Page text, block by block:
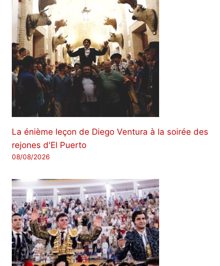
La énième leçon de Diego Ventura à la soirée des
rejones d'El Puerto
08/08/2026